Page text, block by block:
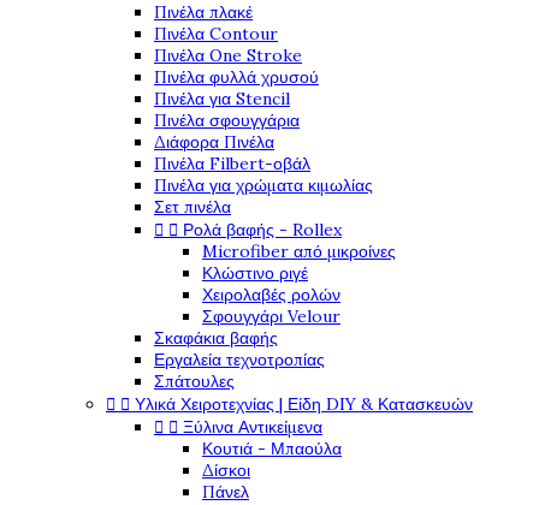
Πινέλα πλακέ
Πινέλα Contour
Πινέλα One Stroke
Πινέλα φυλλά χρυσού
Πινέλα για Stencil
Πινέλα σφουγγάρια
Διάφορα Πινέλα
Πινέλα Filbert-οβάλ
Πινέλα για χρώματα κιμωλίας
Σετ πινέλα
  Ρολά βαφής - Rollex
Microfiber από μικροίνες
Κλώστινο ριγέ
Χειρολαβές ρολών
Σφουγγάρι Velour
Σκαφάκια βαφής
Εργαλεία τεχνοτροπίας
Σπάτουλες
  Υλικά Χειροτεχνίας | Είδη DIY & Κατασκευών
  Ξύλινα Αντικείμενα
Κουτιά - Μπαούλα
Δίσκοι
Πάνελ